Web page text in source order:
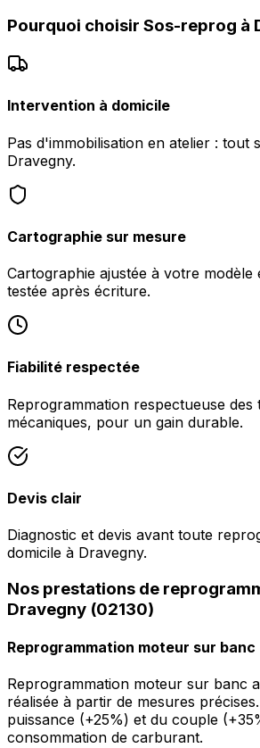
Pourquoi choisir Sos-reprog à
Intervention à domicile
Pas d'immobilisation en atelier : tout
Dravegny.
Cartographie sur mesure
Cartographie ajustée à votre modèle
testée après écriture.
Fiabilité respectée
Reprogrammation respectueuse des
mécaniques, pour un gain durable.
Devis clair
Diagnostic et devis avant toute
domicile à Dravegny.
Nos prestations de
Dravegny (02130)
Reprogrammation moteur sur banc
Reprogrammation moteur sur banc
réalisée à partir de mesures
puissance (+25%) et du couple
consommation de carburant.